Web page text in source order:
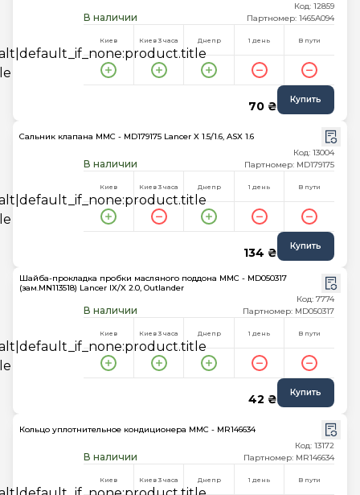
В наличии
Код: 12859
Партномер: 1465A094
Киев Киев 3 часа Днепр 1 день В пути
70 ₴ Купить
Сальник клапана MMC - MD179175 Lancer X 1.5/1.6, ASX 1.6
В наличии
Код: 13004
Партномер: MD179175
Киев Киев 3 часа Днепр 1 день В пути
134 ₴ Купить
Шайба-прокладка пробки масляного поддона MMC - MD050317
(зам.MN113518) Lancer IX/X 2.0, Outlander
В наличии
Код: 7774
Партномер: MD050317
Киев Киев 3 часа Днепр 1 день В пути
42 ₴ Купить
Кольцо уплотнительное кондиционера MMC - MR146634
В наличии
Код: 13172
Партномер: MR146634
Киев Киев 3 часа Днепр 1 день В пути